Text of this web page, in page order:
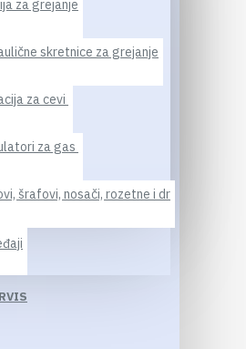
za grejanje
skretnice za grejanje
za cevi
za gas
šrafovi, nosači, rozetne i dr